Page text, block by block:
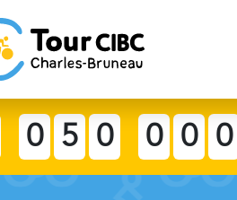
0 5 0 0 0 0